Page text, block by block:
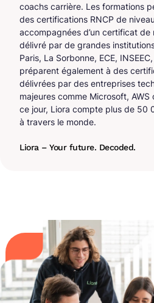
coachs carrière. Les formations
des certifications RNCP de
accompagnées d’un certificat de
délivré par de grandes
Paris, La Sorbonne, ECE,
préparent également à des
délivrées par des entreprises
majeures comme Microsoft, AWS
ce jour, Liora compte plus de 50
à travers le monde.
Liora – Your future. Decoded.